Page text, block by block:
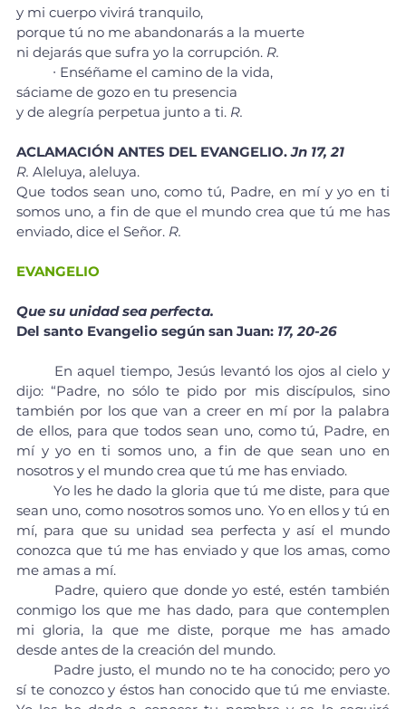
y mi cuerpo vivirá tranquilo,
porque tú no me abandonarás a la muerte
ni dejarás que sufra yo la corrupción. R.
	∙ Enséñame el camino de la vida,
sáciame de gozo en tu presencia
y de alegría perpetua junto a ti. R.
ACLAMACIÓN ANTES DEL EVANGELIO. Jn 17, 21
R. Aleluya, aleluya.
Que todos sean uno, como tú, Padre, en mí y yo en ti
somos uno, a fin de que el mundo crea que tú me has
enviado, dice el Señor. R.
EVANGELIO
Que su unidad sea perfecta.
Del santo Evangelio según san Juan: 17, 20-26
dijo: “Padre, no sólo te pido por mis discípulos, sino
también por los que van a creer en mí por la palabra
de ellos, para que todos sean uno, como tú, Padre, en
mí y yo en ti somos uno, a fin de que sean uno en
nosotros y el mundo crea que tú me has enviado.
sean uno, como nosotros somos uno. Yo en ellos y tú en
mí, para que su unidad sea perfecta y así el mundo
conozca que tú me has enviado y que los amas, como
me amas a mí.
conmigo los que me has dado, para que contemplen
mi gloria, la que me diste, porque me has amado
desde antes de la creación del mundo.
sí te conozco y éstos han conocido que tú me enviaste.